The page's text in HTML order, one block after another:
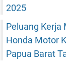
2025
Peluang Kerja
Honda Motor
Papua Barat